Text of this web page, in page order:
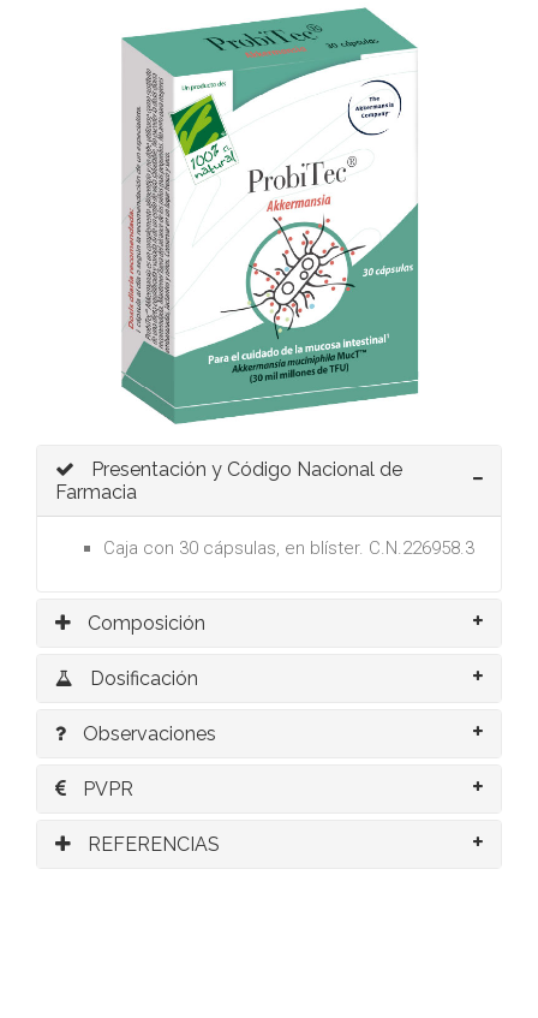
Presentación y Código Nacional de
Farmacia
Caja con 30 cápsulas, en blíster. C.N.226958.3
Composición
Dosificación
Observaciones
PVPR
REFERENCIAS